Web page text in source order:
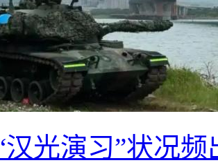
汉光演习”状况